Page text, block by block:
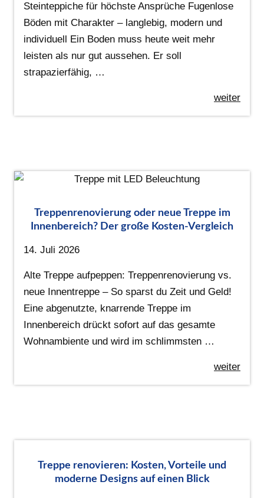
Steinteppiche für höchste Ansprüche Fugenlose
Böden mit Charakter – langlebig, modern und
individuell Ein Boden muss heute weit mehr
leisten als nur gut aussehen. Er soll
strapazierfähig, …
weiter
Treppenrenovierung oder neue Treppe im
Innenbereich? Der große Kosten-Vergleich
14. Juli 2026
Alte Treppe aufpeppen: Treppenrenovierung vs.
neue Innentreppe – So sparst du Zeit und Geld!
Eine abgenutzte, knarrende Treppe im
Innenbereich drückt sofort auf das gesamte
Wohnambiente und wird im schlimmsten …
weiter
Treppe renovieren: Kosten, Vorteile und
moderne Designs auf einen Blick